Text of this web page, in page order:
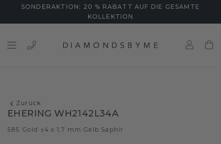
SONDERAKTION: 20 % RABATT AUF DIE GESAMTE
KOLLEKTION
Zurück
EHERING WH2142L34A
585 Gold ±4 x 1,7 mm /Gelb Saphir